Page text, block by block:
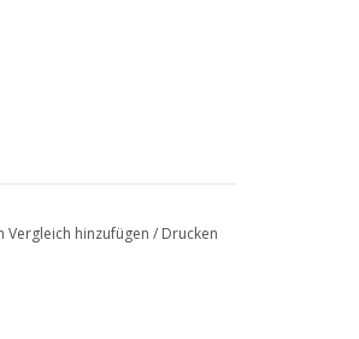
Vergleich hinzufügen / Drucken